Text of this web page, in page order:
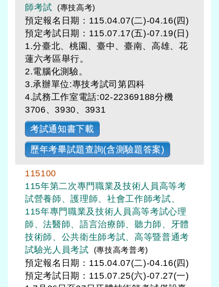
師考試
(專技高考)
預定報名日期：115.04.07(二)-04.16(四)
預定考試日期： 115.07.17(五)-07.19(日)
1.分臺北、桃園、臺中、臺南、高雄、花
蓮六考區舉行。
2.電腦化測驗。
3.承辦單位:專技考試司第四科
4.試務工作室電話:02-22369188分機
3706、3930、3931
考試通知書下載
歷年考畢試題查詢(含測驗題答案)
115100
115年第二次專門職業及技術人員高等考
試營養師、護理師、社會工作師考試、
115年專門職業及技術人員高等考試心理
師、法醫師、語言治療師、聽力師、牙體
技術師、公共衛生師考試、高等暨普通考
試驗光人員考試
(專技高考普考)
預定報名日期：115.04.07(二)-04.16(四)
預定考試日期： 115.07.25(六)-07.27(一)